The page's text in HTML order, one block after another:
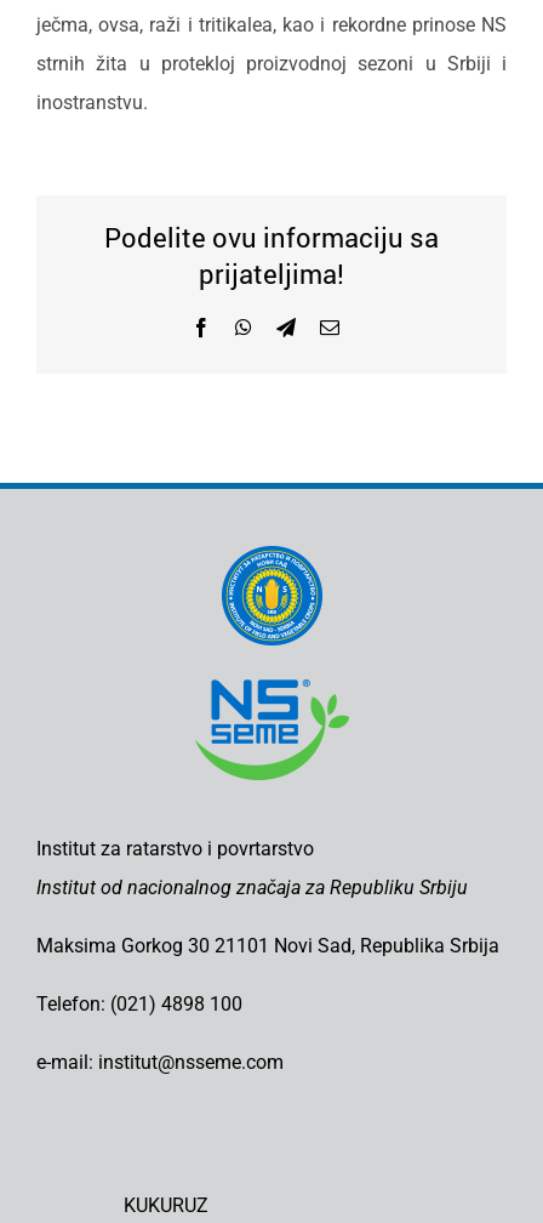
ječma, ovsa, raži i tritikalea, kao i rekordne prinose NS
strnih žita u protekloj proizvodnoj sezoni u Srbiji i
inostranstvu.
Podelite ovu informaciju sa
prijateljima!
FacebookWhatsApp
TelegramEmail
Institut za ratarstvo i povrtarstvo
Institut od nacionalnog značaja za Republiku Srbiju
Maksima Gorkog 30 21101 Novi Sad, Republika Srbija
Telefon: (021) 4898 100
e-mail: institut@nsseme.com
KUKURUZ